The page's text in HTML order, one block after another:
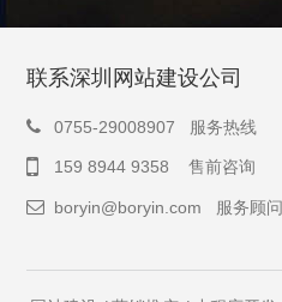
联系深圳网站建设公司
0755-29008907 服务热线
159 8944 9358 售前咨询
boryin@boryin.com 服务顾问